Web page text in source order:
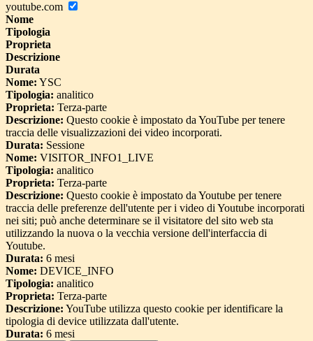
youtube.com
Nome
Tipologia
Proprieta
Descrizione
Durata
Nome: YSC
Tipologia: analitico
Proprieta: Terza-parte
Descrizione: Questo cookie è impostato da YouTube per tenere
traccia delle visualizzazioni dei video incorporati.
Durata: Sessione
Nome: VISITOR_INFO1_LIVE
Tipologia: analitico
Proprieta: Terza-parte
Descrizione: Questo cookie è impostato da Youtube per tenere
traccia delle preferenze dell'utente per i video di Youtube incorporati
nei siti; può anche determinare se il visitatore del sito web sta
utilizzando la nuova o la vecchia versione dell'interfaccia di
Youtube.
Durata: 6 mesi
Nome: DEVICE_INFO
Tipologia: analitico
Proprieta: Terza-parte
Descrizione: YouTube utilizza questo cookie per identificare la
tipologia di device utilizzata dall'utente.
Durata: 6 mesi